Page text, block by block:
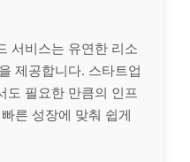
서비스는 유연한 리소
제공합니다. 스타트업
도 필요한 만큼의 인프
른 성장에 맞춰 쉽게